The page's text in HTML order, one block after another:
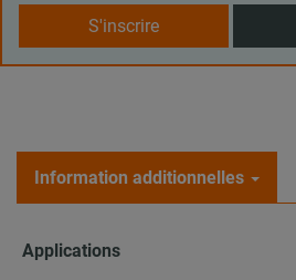
S'inscrire
Information additionnelles
Applications